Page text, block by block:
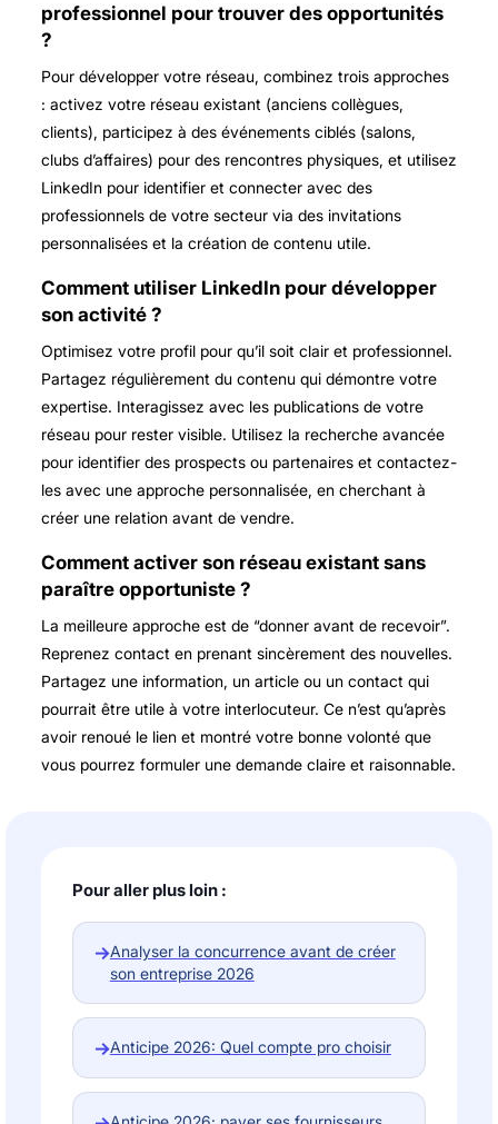
professionnel pour trouver des opportunités
?
Pour développer votre réseau, combinez trois approches
: activez votre réseau existant (anciens collègues,
clients), participez à des événements ciblés (salons,
clubs d’affaires) pour des rencontres physiques, et utilisez
LinkedIn pour identifier et connecter avec des
professionnels de votre secteur via des invitations
personnalisées et la création de contenu utile.
Comment utiliser LinkedIn pour développer
son activité ?
Optimisez votre profil pour qu’il soit clair et professionnel.
Partagez régulièrement du contenu qui démontre votre
expertise. Interagissez avec les publications de votre
réseau pour rester visible. Utilisez la recherche avancée
pour identifier des prospects ou partenaires et contactez-
les avec une approche personnalisée, en cherchant à
créer une relation avant de vendre.
Comment activer son réseau existant sans
paraître opportuniste ?
La meilleure approche est de “donner avant de recevoir”.
Reprenez contact en prenant sincèrement des nouvelles.
Partagez une information, un article ou un contact qui
pourrait être utile à votre interlocuteur. Ce n’est qu’après
avoir renoué le lien et montré votre bonne volonté que
vous pourrez formuler une demande claire et raisonnable.
Pour aller plus loin :
→Analyser la concurrence avant de créer
son entreprise 2026
→Anticipe 2026: Quel compte pro choisir